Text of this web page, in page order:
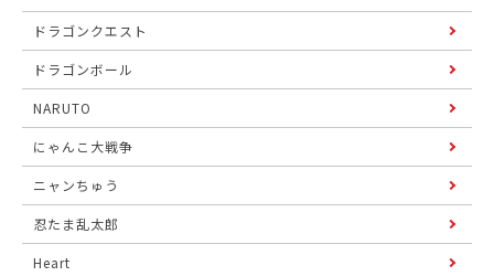
ドラゴンクエスト
ドラゴンボール
NARUTO
にゃんこ大戦争
ニャンちゅう
忍たま乱太郎
Heart